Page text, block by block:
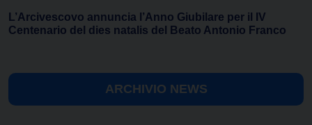
L’Arcivescovo annuncia l’Anno Giubilare per il IV
Centenario del dies natalis del Beato Antonio Franco
ARCHIVIO NEWS